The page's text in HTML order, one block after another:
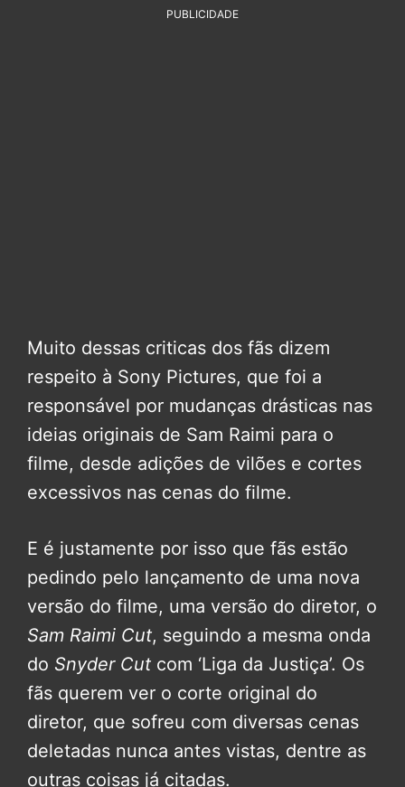
PUBLICIDADE
Muito dessas criticas dos fãs dizem
respeito à Sony Pictures, que foi a
responsável por mudanças drásticas nas
ideias originais de Sam Raimi para o
filme, desde adições de vilões e cortes
excessivos nas cenas do filme.
E é justamente por isso que fãs estão
pedindo pelo lançamento de uma nova
versão do filme, uma versão do diretor, o
Sam Raimi Cut, seguindo a mesma onda
do Snyder Cut com ‘Liga da Justiça’. Os
fãs querem ver o corte original do
diretor, que sofreu com diversas cenas
deletadas nunca antes vistas, dentre as
outras coisas já citadas.